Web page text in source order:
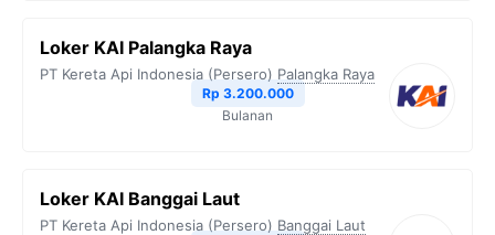
Loker KAI Palangka Raya
PT Kereta Api Indonesia (Persero) Palangka Raya
Rp 3.200.000
Bulanan
Loker KAI Banggai Laut
PT Kereta Api Indonesia (Persero) Banggai Laut